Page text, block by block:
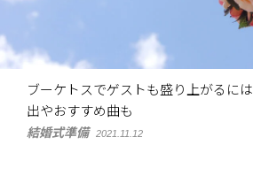
ブーケトスでゲストも盛り上がるに
出やおすすめ曲も
結婚式準備 2021.11.12